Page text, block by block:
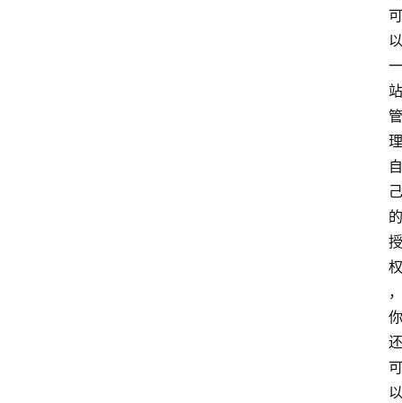
可
以
一
站
管
理
自
己
的
授
权
，
你
还
可
以